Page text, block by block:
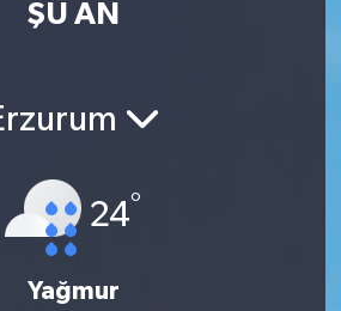
ŞU AN
24°
Yağmur